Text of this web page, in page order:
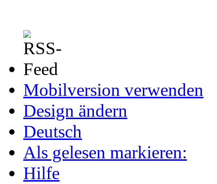
Mobilversion verwenden
Design ändern
Deutsch
Als gelesen markieren:
Hilfe